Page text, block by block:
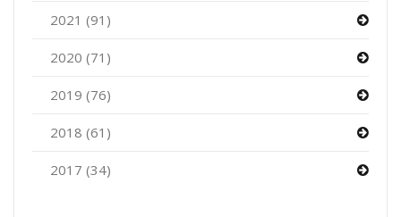
2021 (91)
2020 (71)
2019 (76)
2018 (61)
2017 (34)